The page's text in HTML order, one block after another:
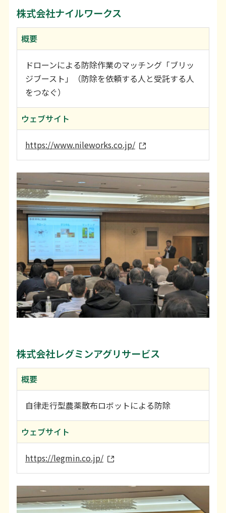
株式会社ナイルワークス
概要
ドローンによる防除作業のマッチング「ブリッ
ジブースト」（防除を依頼する人と受託する人
をつなぐ）
ウェブサイト
https://www.nileworks.co.jp/
株式会社レグミンアグリサービス
概要
自律走行型農薬散布ロボットによる防除
ウェブサイト
https://legmin.co.jp/